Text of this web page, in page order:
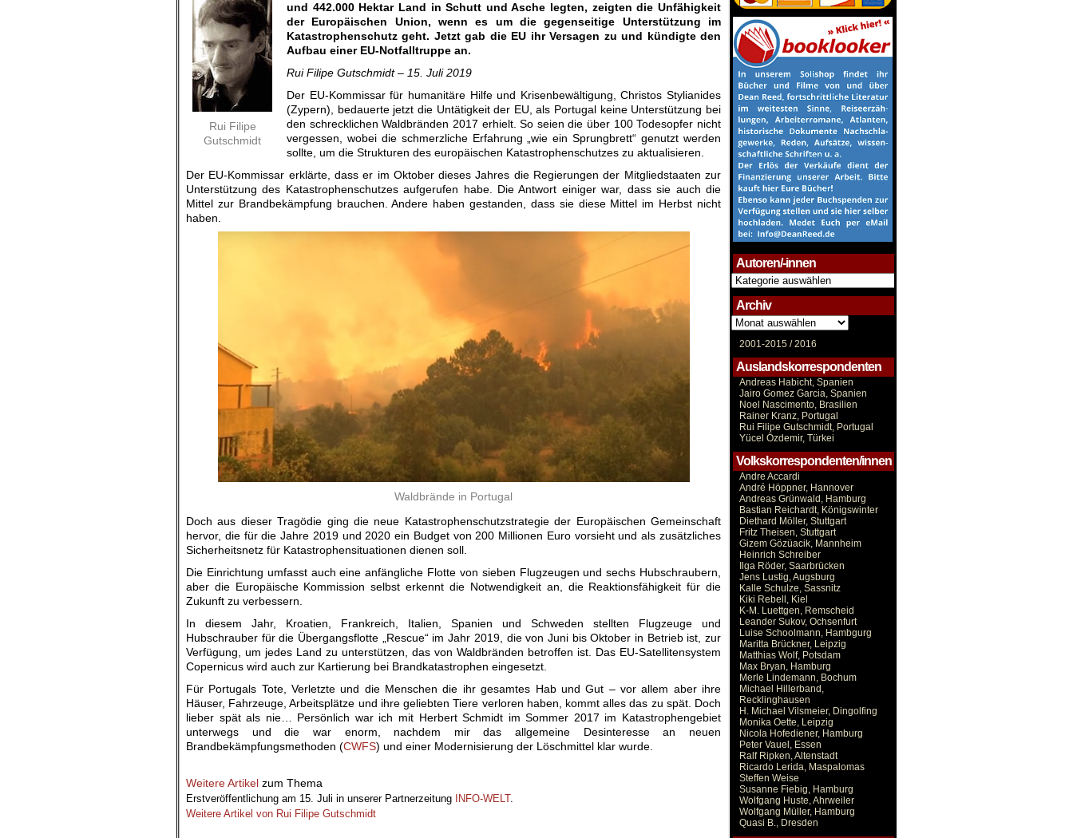
Rui Filipe
Gutschmidt
und 442.000 Hektar Land in Schutt und Asche legten, zeigten die Unfähigkeit
der Europäischen Union, wenn es um die gegenseitige Unterstützung im
Katastrophenschutz geht. Jetzt gab die EU ihr Versagen zu und kündigte den
Aufbau einer EU-Notfalltruppe an.
Rui Filipe Gutschmidt – 15. Juli 2019
Der EU-Kommissar für humanitäre Hilfe und Krisenbewältigung, Christos Stylianides
(Zypern), bedauerte jetzt die Untätigkeit der EU, als Portugal keine Unterstützung bei
den schrecklichen Waldbränden 2017 erhielt. So seien die über 100 Todesopfer nicht
vergessen, wobei die schmerzliche Erfahrung „wie ein Sprungbrett“ genutzt werden
sollte, um die Strukturen des europäischen Katastrophenschutzes zu aktualisieren.
Der EU-Kommissar erklärte, dass er im Oktober dieses Jahres die Regierungen der Mitgliedstaaten zur
Unterstützung des Katastrophenschutzes aufgerufen habe. Die Antwort einiger war, dass sie auch die
Mittel zur Brandbekämpfung brauchen. Andere haben gestanden, dass sie diese Mittel im Herbst nicht
haben.
Waldbrände in Portugal
Doch aus dieser Tragödie ging die neue Katastrophenschutzstrategie der Europäischen Gemeinschaft
hervor, die für die Jahre 2019 und 2020 ein Budget von 200 Millionen Euro vorsieht und als zusätzliches
Sicherheitsnetz für Katastrophensituationen dienen soll.
Die Einrichtung umfasst auch eine anfängliche Flotte von sieben Flugzeugen und sechs Hubschraubern,
aber die Europäische Kommission selbst erkennt die Notwendigkeit an, die Reaktionsfähigkeit für die
Zukunft zu verbessern.
In diesem Jahr, Kroatien, Frankreich, Italien, Spanien und Schweden stellten Flugzeuge und
Hubschrauber für die Übergangsflotte „Rescue“ im Jahr 2019, die von Juni bis Oktober in Betrieb ist, zur
Verfügung, um jedes Land zu unterstützen, das von Waldbränden betroffen ist. Das EU-Satellitensystem
Copernicus wird auch zur Kartierung bei Brandkatastrophen eingesetzt.
Für Portugals Tote, Verletzte und die Menschen die ihr gesamtes Hab und Gut – vor allem aber ihre
Häuser, Fahrzeuge, Arbeitsplätze und ihre geliebten Tiere verloren haben, kommt alles das zu spät. Doch
lieber spät als nie… Persönlich war ich mit Herbert Schmidt im Sommer 2017 im Katastrophengebiet
unterwegs und die war enorm, nachdem mir das allgemeine Desinteresse an neuen
Brandbekämpfungsmethoden (CWFS) und einer Modernisierung der Löschmittel klar wurde.
Weitere Artikel zum Thema
Erstveröffentlichung am 15. Juli in unserer Partnerzeitung INFO-WELT.
Weitere Artikel von Rui Filipe Gutschmidt
Autoren/-innen
Autoren/-
innen
Archiv
Archiv
2001-2015 /2016
Auslandskorrespondenten
Andreas Habicht, Spanien
Jairo Gomez Garcia, Spanien
Noel Nascimento, Brasilien
Rainer Kranz, Portugal
Rui Filipe Gutschmidt, Portugal
Yücel Özdemir, Türkei
Volkskorrespondenten/innen
Andre Accardi
André Höppner, Hannover
Andreas Grünwald, Hamburg
Bastian Reichardt, Königswinter
Diethard Möller, Stuttgart
Fritz Theisen, Stuttgart
Gizem Gözüacik, Mannheim
Heinrich Schreiber
Ilga Röder, Saarbrücken
Jens Lustig, Augsburg
Kalle Schulze, Sassnitz
Kiki Rebell, Kiel
K-M. Luettgen, Remscheid
Leander Sukov, Ochsenfurt
Luise Schoolmann, Hambgurg
Maritta Brückner, Leipzig
Matthias Wolf, Potsdam
Max Bryan, Hamburg
Merle Lindemann, Bochum
Michael Hillerband,
Recklinghausen
H. Michael Vilsmeier, Dingolfing
Monika Oette, Leipzig
Nicola Hofediener, Hamburg
Peter Vauel, Essen
Ralf Ripken, Altenstadt
Ricardo Lerida, Maspalomas
Steffen Weise
Susanne Fiebig, Hamburg
Wolfgang Huste, Ahrweiler
Wolfgang Müller, Hamburg
Quasi B., Dresden